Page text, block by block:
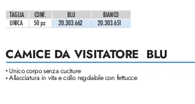
• Unico corpo senza cuciture
• Allacciatura in vita e collo regolabile con fettucce
CAMICE DA VISITATORE  BLU
TAGLIA CONF. BLU BIANCO
UNICA 50 pz 20.303.662 20.303.651